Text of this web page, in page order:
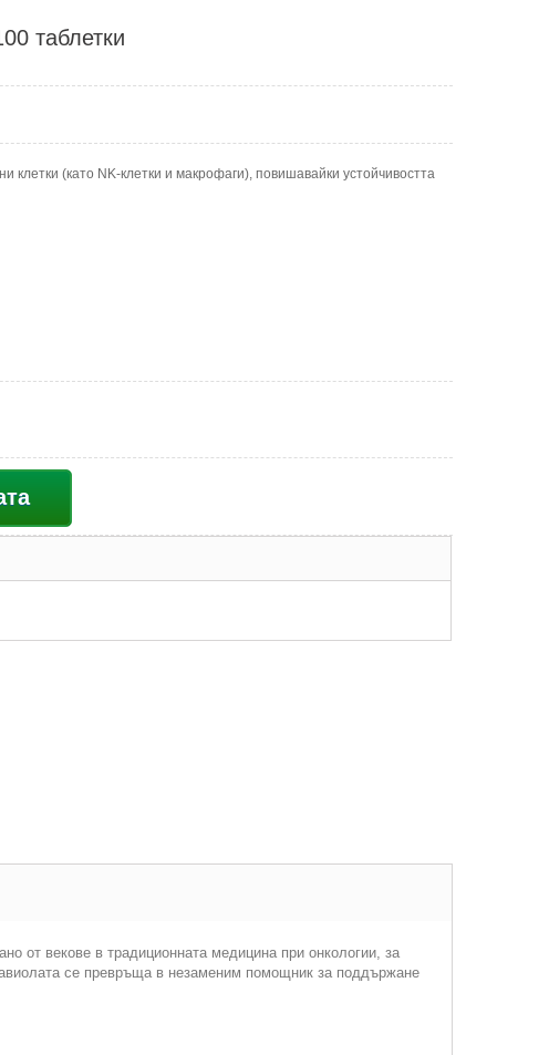
таблетки
клетки (като NK-клетки и макрофаги), повишавайки устойчивостта
от векове в традиционната медицина при онкологии, за
се превръща в незаменим помощник за поддържане